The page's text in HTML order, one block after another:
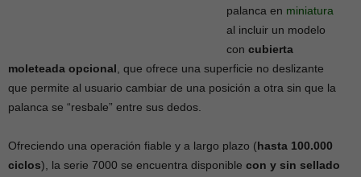
palanca en miniatura
al incluir un modelo
con cubierta
moleteada opcional , que ofrece una superficie no deslizante
que permite al usuario cambiar de una posición a otra sin que la
palanca se “resbale” entre sus dedos.
Ofreciendo una operación fiable y a largo plazo (hasta 100.000
ciclos), la serie 7000 se encuentra disponible con y sin sellado